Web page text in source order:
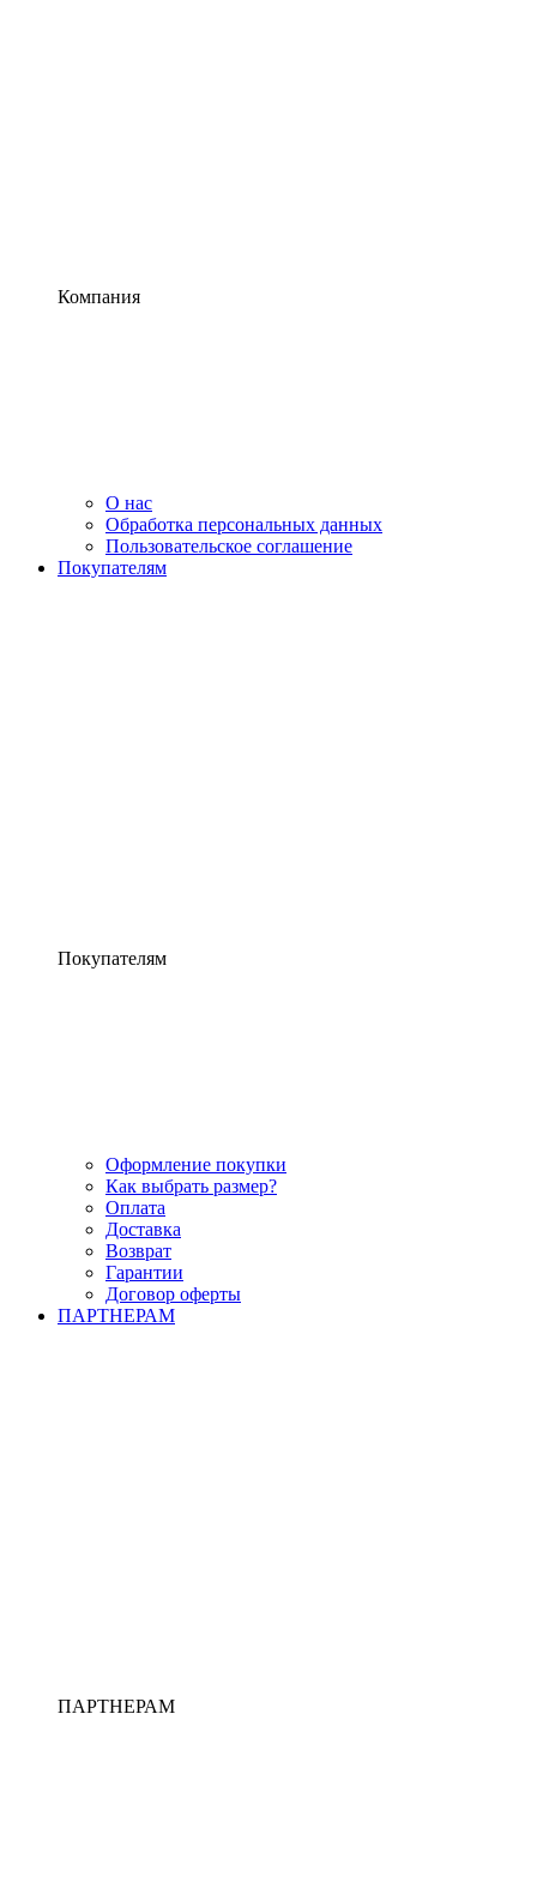
Компания
О нас
Обработка персональных данных
Пользовательское соглашение
Покупателям
Покупателям
Оформление покупки
Как выбрать размер?
Оплата
Доставка
Возврат
Гарантии
Договор оферты
ПАРТНЕРАМ
ПАРТНЕРАМ